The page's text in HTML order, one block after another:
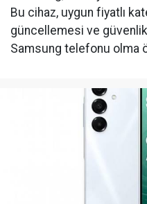
Bu cihaz, uygun fiyatlı
güncellemesi ve
Samsung telefonu olma